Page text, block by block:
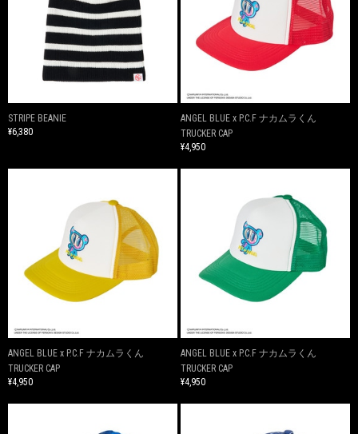
STRIPE BEANIE
¥6,380
ANGEL BLUE x P.C.F ナカムラくん
TRUCKER CAP
¥4,950
ANGEL BLUE x P.C.F ナカムラくん
TRUCKER CAP
¥4,950
ANGEL BLUE x P.C.F ナカムラくん
TRUCKER CAP
¥4,950